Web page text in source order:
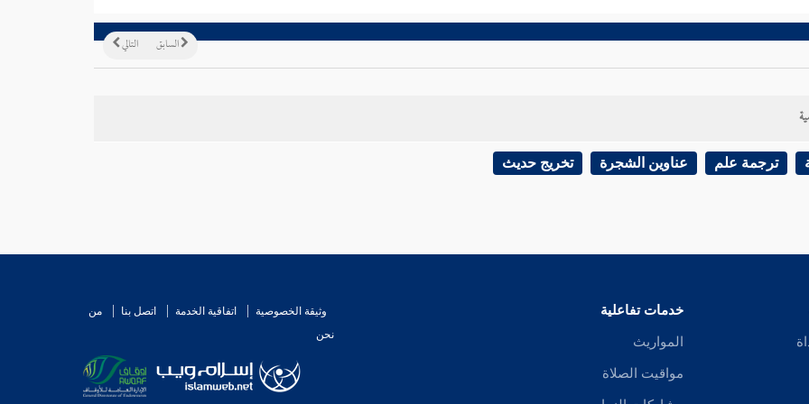
التالي السابق
ترجمة علم عناوين الشجرة تخريج حديث
خدمات تفاعلية
المواريث
مواقيت الصلاة
وثيقة الخصوصية اتفاقية الخدمة اتصل بنا
من
نحن